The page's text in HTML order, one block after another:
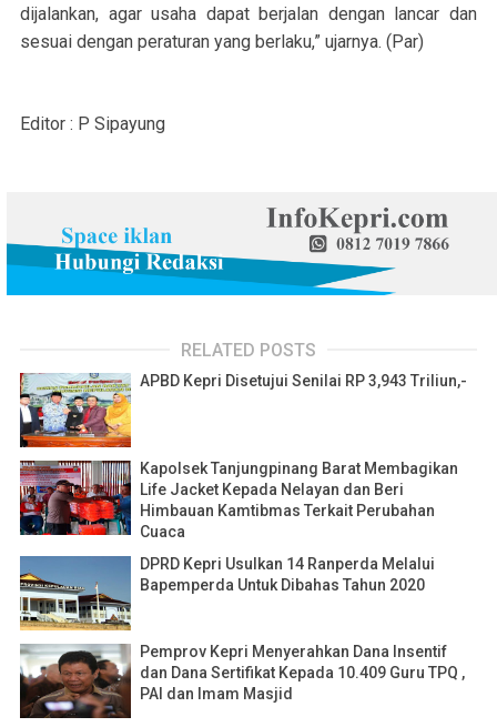
dijalankan, agar usaha dapat berjalan dengan lancar dan
sesuai dengan peraturan yang berlaku,” ujarnya. (Par)
Editor : P Sipayung
RELATED POSTS
APBD Kepri Disetujui Senilai RP 3,943 Triliun,-
Kapolsek Tanjungpinang Barat Membagikan
Life Jacket Kepada Nelayan dan Beri
Himbauan Kamtibmas Terkait Perubahan
Cuaca
DPRD Kepri Usulkan 14 Ranperda Melalui
Bapemperda Untuk Dibahas Tahun 2020
Pemprov Kepri Menyerahkan Dana Insentif
dan Dana Sertifikat Kepada 10.409 Guru TPQ ,
PAI dan Imam Masjid